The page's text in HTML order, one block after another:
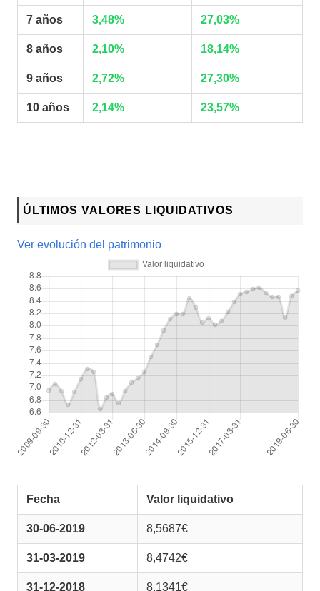
7 años 3,48% 27,03%
8 años 2,10% 18,14%
9 años 2,72% 27,30%
10 años 2,14% 23,57%
ÚLTIMOS VALORES LIQUIDATIVOS
Ver evolución del patrimonio
Fecha Valor liquidativo
30-06-2019 8,5687€
31-03-2019 8,4742€
31-12-2018 8,1341€